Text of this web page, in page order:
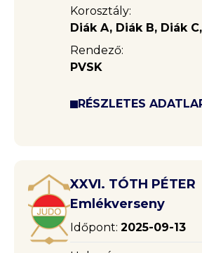
Korosztály:
Diák A, Diák B, Diák
Rendező:
PVSK
RÉSZLETES
XXVI. TÓTH PÉTER
Emlékverseny
Időpont: 2025-09-13